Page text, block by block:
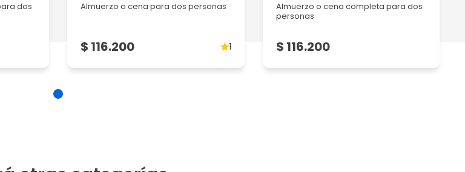
dos
Almuerzo o cena para dos personas
$ 116.200 1
Almuerzo o cena completa para dos
personas
$ 116.200